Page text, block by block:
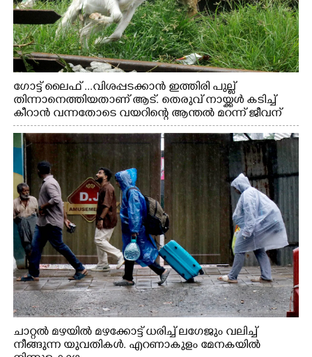
ഗോട്ട് ലൈഫ് ...വിശപ്പടക്കാൻ ഇത്തിരി പുല്ല്
തിന്നാനെത്തിയതാണ് ആട്. തെരുവ് നായ്ക്കൾ കടിച്ച്
കീറാൻ വന്നതോടെ വയറിന്റെ ആന്തൽ മറന്ന് ജീവന്
വേണ്ടിയായി ഓട്ടം. എറണാകുളം വാത്തുരുത്തിയിൽ
നിന്നുള്ള കാഴ്ച
ചാറ്റൽ മഴയിൽ മഴക്കോട്ട് ധരിച്ച് ലഗേജും വലിച്ച്
നീങ്ങുന്ന യുവതികൾ. എറണാകുളം മേനകയിൽ